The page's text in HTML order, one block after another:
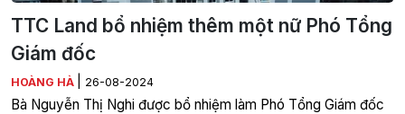
TTC Land bổ nhiệm thêm một nữ Phó Tổng
Giám đốc
HOÀNG HÀ 26-08-2024
Bà Nguyễn Thị Nghi được bổ nhiệm làm Phó Tổng Giám đốc